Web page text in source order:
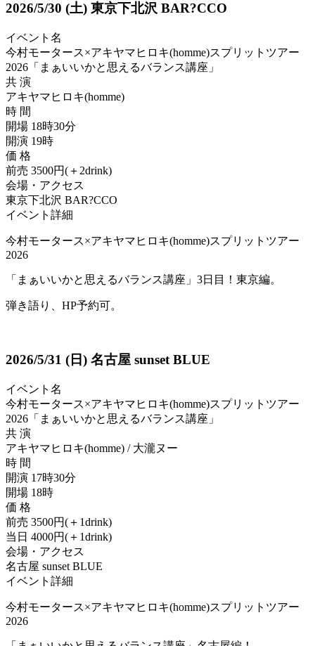
2026/5/30 (土) 東京下北沢 BAR?CCO
イベント名
今村モータース×アキヤマヒロキ(homme)スプリットツアー
2026「まぁいいかと思えるバランス講座」
共 演
アキヤマヒロキ(homme)
時 間
開場 18時30分
開演 19時
価 格
前売 3500円(＋2drink)
会場・アクセス
東京下北沢 BAR?CCO
イベント詳細
今村モータース×アキヤマヒロキ(homme)スプリットツアー
2026
「まぁいいかと思えるバランス講座」3日目！東京編。
弾き語り、HP予約可。
2026/5/31 (日) 名古屋 sunset BLUE
イベント名
今村モータース×アキヤマヒロキ(homme)スプリットツアー
2026「まぁいいかと思えるバランス講座」
共 演
アキヤマヒロキ(homme) / 大瀧ヌー
時 間
開演 17時30分
開場 18時
価 格
前売 3500円(＋1drink)
当日 4000円(＋1drink)
会場・アクセス
名古屋 sunset BLUE
イベント詳細
今村モータース×アキヤマヒロキ(homme)スプリットツアー
2026